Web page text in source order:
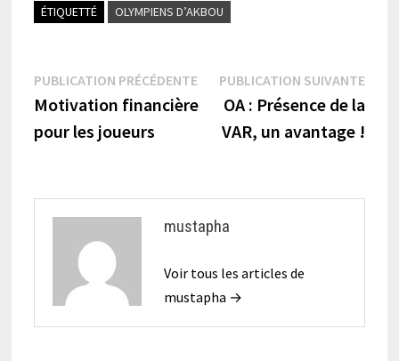
ÉTIQUETTÉ OLYMPIENS D’AKBOU
Navigation
de
l’article
PUBLICATION PRÉCÉDENTEPublication
précédente :
Motivation financière
pour les joueurs
PUBLICATION SUIVANTE
OA : Présence de la
VAR, un avantage !
mustapha
Voir tous les articles de
mustapha →